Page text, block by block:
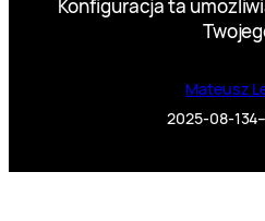
Konfiguracja ta
Mateusz
2025-08-13